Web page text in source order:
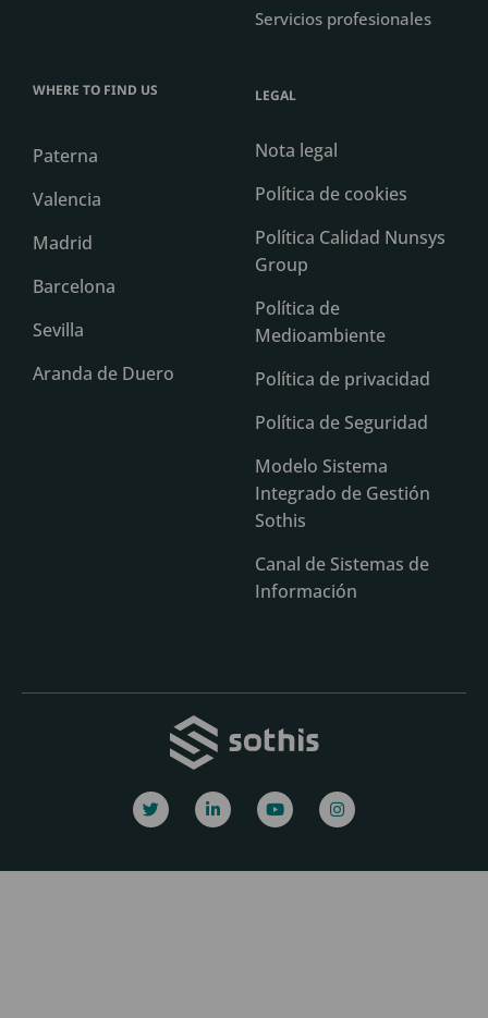
Servicios profesionales
WHERE TO FIND US
Paterna
Valencia
Madrid
Barcelona
Sevilla
Aranda de Duero
LEGAL
Nota legal
Política de cookies
Política Calidad Nunsys
Group
Política de
Medioambiente
Política de privacidad
Política de Seguridad
Modelo Sistema
Integrado de Gestión
Sothis
Canal de Sistemas de
Información